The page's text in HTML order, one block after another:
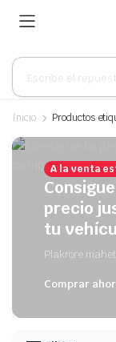
Búsqueda
productos
Inicio Productos
A la venta
precio
tu
Plakrore
Comprar